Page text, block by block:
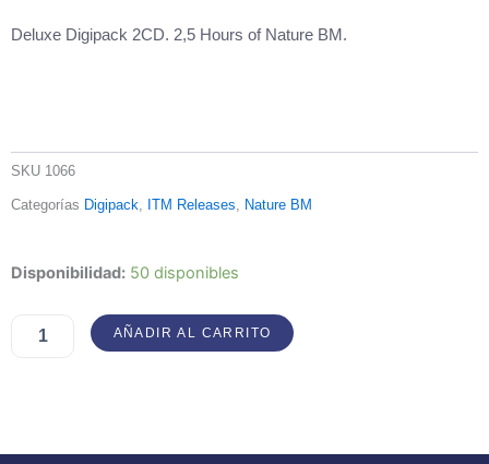
Deluxe Digipack 2CD. 2,5 Hours of Nature BM.
SKU 1066
Categorías Digipack, ITM Releases, Nature BM
Disponibilidad: 50 disponibles
Wonders
AÑADIR AL CARRITO